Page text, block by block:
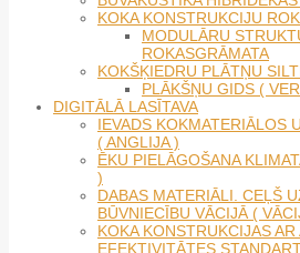
KOKA KONSTRUKCIJU
MODULĀRU
ROKASGRĀMATA
KOKŠĶIEDRU PLĀTŅU
PLĀKŠŅU GIDS (
DIGITĀLĀ LASĪTAVA
IEVADS KOKMATERIĀLOS
( ANGLIJA )
ĒKU PIELĀGOŠANA
)
DABAS MATERIĀLI. CEĻŠ
BŪVNIECĪBU VĀCIJĀ (
KOKA KONSTRUKCIJAS AR
EFEKTIVITĀTES